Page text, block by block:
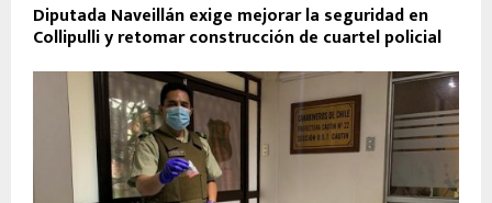
Diputada Naveillán exige mejorar la seguridad en
Collipulli y retomar construcción de cuartel policial